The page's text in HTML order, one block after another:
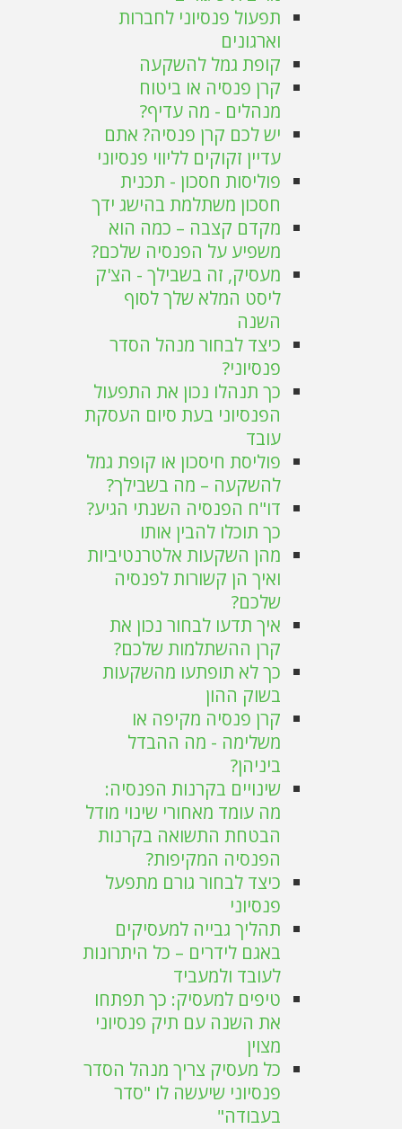
תפעול פנסיוני לחברות
וארגונים
קופת גמל להשקעה
קרן פנסיה או ביטוח
מנהלים - מה עדיף?
יש לכם קרן פנסיה? אתם
עדיין זקוקים לליווי פנסיוני
פוליסות חסכון - תכנית
חסכון משתלמת בהישג ידך
מקדם קצבה – כמה הוא
משפיע על הפנסיה שלכם?
מעסיק, זה בשבילך - הצ'ק
ליסט המלא שלך לסוף
השנה
כיצד לבחור מנהל הסדר
פנסיוני?
כך תנהלו נכון את התפעול
הפנסיוני בעת סיום העסקת
עובד
פוליסת חיסכון או קופת גמל
להשקעה – מה בשבילך?
דו"ח הפנסיה השנתי הגיע?
כך תוכלו להבין אותו
מהן השקעות אלטרנטיביות
ואיך הן קשורות לפנסיה
שלכם?
איך תדעו לבחור נכון את
קרן ההשתלמות שלכם?
כך לא תופתעו מהשקעות
בשוק ההון
קרן פנסיה מקיפה או
משלימה - מה ההבדל
ביניהן?
שינויים בקרנות הפנסיה:
מה עומד מאחורי שינוי מודל
הבטחת התשואה בקרנות
הפנסיה המקיפות?
כיצד לבחור גורם מתפעל
פנסיוני
תהליך גבייה למעסיקים
באגם לידרים – כל היתרונות
לעובד ולמעביד
טיפים למעסיק: כך תפתחו
את השנה עם תיק פנסיוני
מצוין
כל מעסיק צריך מנהל הסדר
פנסיוני שיעשה לו "סדר
בעבודה"